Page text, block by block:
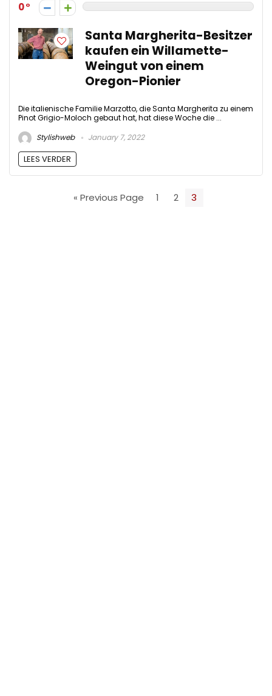
0
Santa Margherita-Besitzer
kaufen ein Willamette-
Weingut von einem
Oregon-Pionier
Die italienische Familie Marzotto, die Santa Margherita zu einem
Pinot Grigio-Moloch gebaut hat, hat diese Woche die ...
Stylishweb
January 7, 2022
LEES VERDER
« Previous Page 1 2 3